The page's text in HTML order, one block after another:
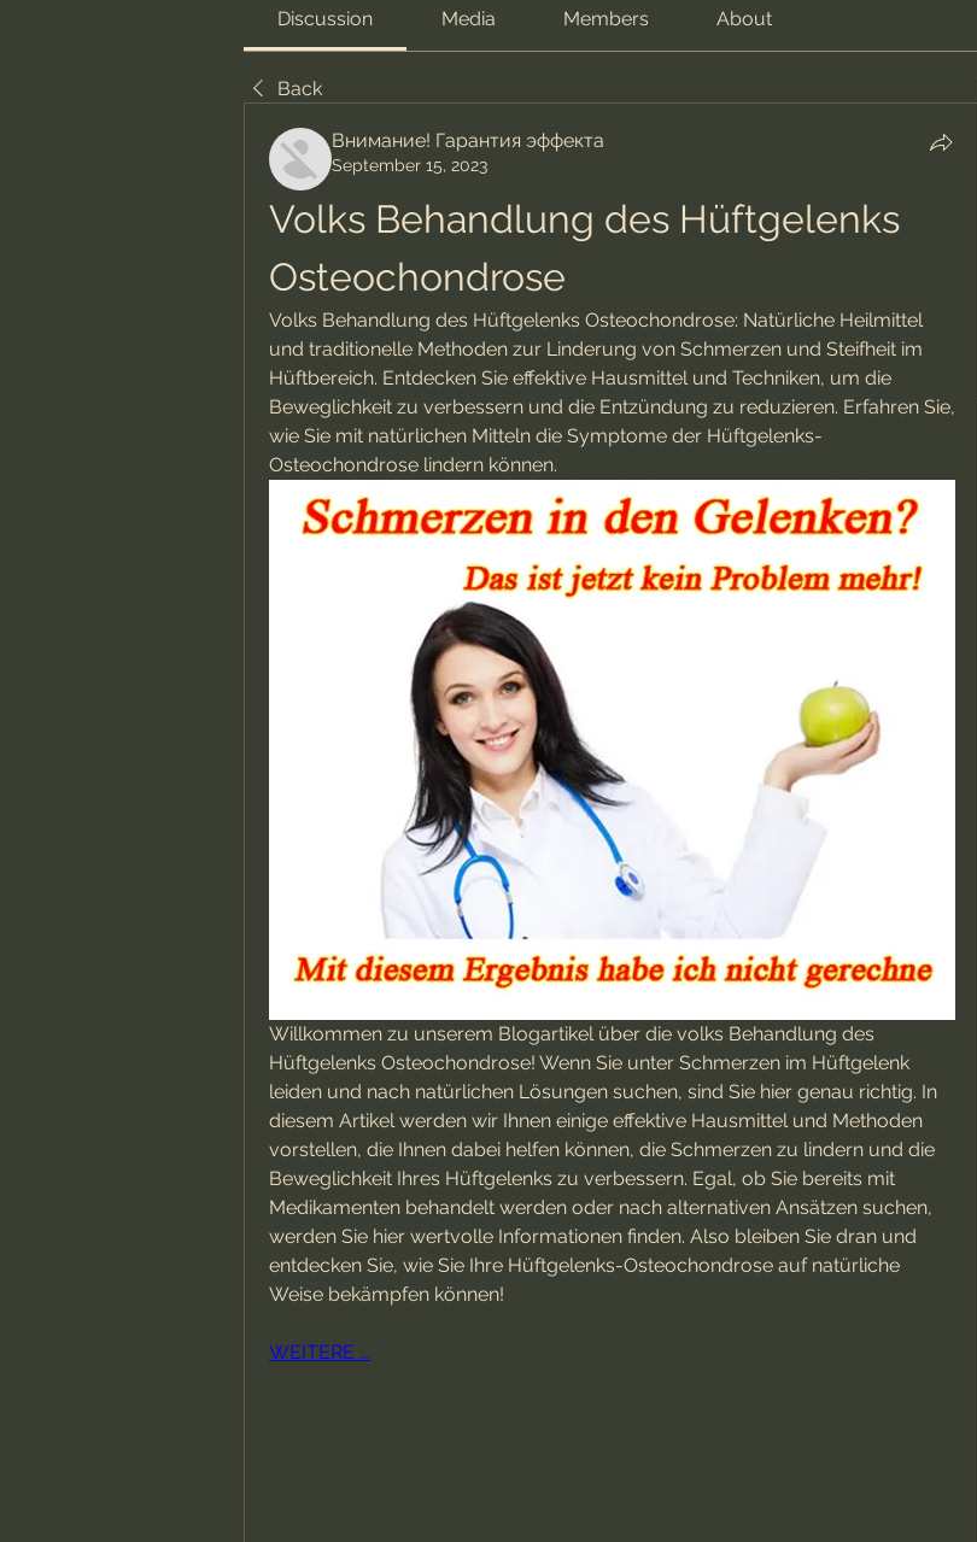
Discussion Media Members About
Back
Внимание! Гарантия эффекта
September 15, 2023
Volks Behandlung des Hüftgelenks
Osteochondrose
Volks Behandlung des Hüftgelenks Osteochondrose: Natürliche Heilmittel
und traditionelle Methoden zur Linderung von Schmerzen und Steifheit im
Hüftbereich. Entdecken Sie effektive Hausmittel und Techniken, um die
Beweglichkeit zu verbessern und die Entzündung zu reduzieren. Erfahren Sie,
wie Sie mit natürlichen Mitteln die Symptome der Hüftgelenks-
Osteochondrose lindern können.
Willkommen zu unserem Blogartikel über die volks Behandlung des
Hüftgelenks Osteochondrose! Wenn Sie unter Schmerzen im Hüftgelenk
leiden und nach natürlichen Lösungen suchen, sind Sie hier genau richtig. In
diesem Artikel werden wir Ihnen einige effektive Hausmittel und Methoden
vorstellen, die Ihnen dabei helfen können, die Schmerzen zu lindern und die
Beweglichkeit Ihres Hüftgelenks zu verbessern. Egal, ob Sie bereits mit
Medikamenten behandelt werden oder nach alternativen Ansätzen suchen,
werden Sie hier wertvolle Informationen finden. Also bleiben Sie dran und
entdecken Sie, wie Sie Ihre Hüftgelenks-Osteochondrose auf natürliche
Weise bekämpfen können!
WEITERE ...